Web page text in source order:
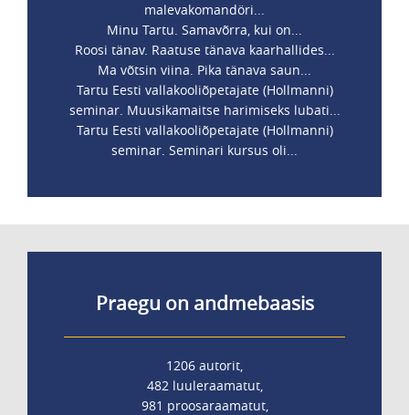
malevakomandöri...
Minu Tartu. Samavõrra, kui on...
Roosi tänav. Raatuse tänava kaarhallides...
Ma võtsin viina. Pika tänava saun...
Tartu Eesti vallakooliõpetajate (Hollmanni)
seminar. Muusikamaitse harimiseks lubati...
Tartu Eesti vallakooliõpetajate (Hollmanni)
seminar. Seminari kursus oli...
Praegu on andmebaasis
1206 autorit,
482 luuleraamatut,
981 proosaraamatut,